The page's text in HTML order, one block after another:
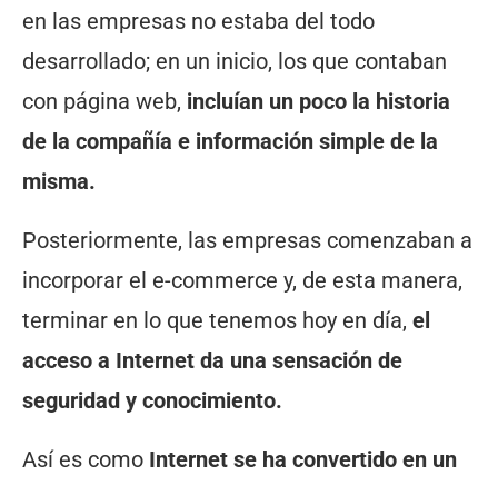
en las empresas no estaba del todo
desarrollado; en un inicio, los que contaban
con página web, incluían un poco la historia
de la compañía e información simple de la
misma.
Posteriormente, las empresas comenzaban a
incorporar el e-commerce y, de esta manera,
terminar en lo que tenemos hoy en día, el
acceso a Internet da una sensación de
seguridad y conocimiento.
Así es como Internet se ha convertido en un